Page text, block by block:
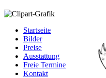
Startseite
Bilder
Preise
Ausstattung
Freie Termine
Kontakt